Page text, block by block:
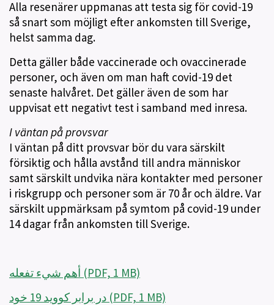
Alla resenärer uppmanas att testa sig för covid-19
så snart som möjligt efter ankomsten till Sverige,
helst samma dag.
Detta gäller både vaccinerade och ovaccinerade
personer, och även om man haft covid-19 det
senaste halvåret. Det gäller även de som har
uppvisat ett negativt test i samband med inresa.
I väntan på provsvar
I väntan på ditt provsvar bör du vara särskilt
försiktig och hålla avstånd till andra människor
samt särskilt undvika nära kontakter med personer
i riskgrupp och personer som är 70 år och äldre. Var
särskilt uppmärksam på symtom på covid-19 under
14 dagar från ankomsten till Sverige.
أهم شيء تفعله (PDF, 1 MB)
در برابر کووید 19 خود (PDF, 1 MB)